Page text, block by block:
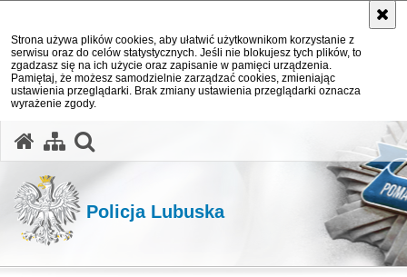
Strona używa plików cookies, aby ułatwić użytkownikom korzystanie z
serwisu oraz do celów statystycznych. Jeśli nie blokujesz tych plików, to
zgadzasz się na ich użycie oraz zapisanie w pamięci urządzenia.
Pamiętaj, że możesz samodzielnie zarządzać cookies, zmieniając
ustawienia przeglądarki. Brak zmiany ustawienia przeglądarki oznacza
wyrażenie zgody.
Policja Lubuska